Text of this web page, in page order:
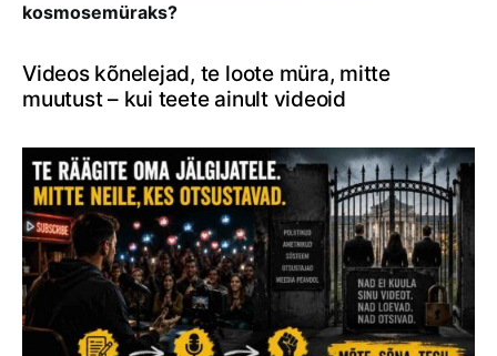
kosmosemüraks?
Videos kõnelejad, te loote müra, mitte
muutust – kui teete ainult videoid